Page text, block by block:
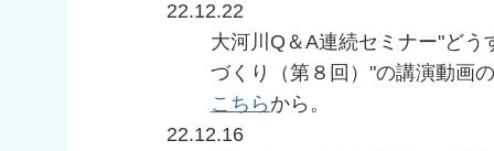
22.12.22
大河川Q＆A連続セミナー"ど
づくり（第８回）"の講演動画
こちら から。
22.12.16